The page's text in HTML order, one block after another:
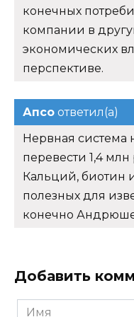
конечных
компании в
экономических
перспективе.
Апсо ответил(а)
Нервная система
перевести 1,4
Кальций, биотин
полезных для
конечно
Добавить
Имя